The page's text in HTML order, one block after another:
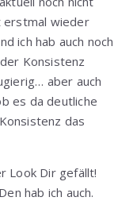
erstmal wieder
ich hab auch noch
Konsistenz
aber auch
es da deutliche
das
Look Dir gefällt!
hab ich auch.